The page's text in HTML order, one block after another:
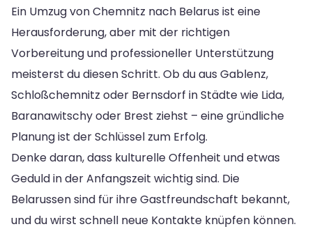
Ein Umzug von Chemnitz nach Belarus ist eine
Herausforderung, aber mit der richtigen
Vorbereitung und professioneller Unterstützung
meisterst du diesen Schritt. Ob du aus Gablenz,
Schloßchemnitz oder Bernsdorf in Städte wie Lida,
Baranawitschy oder Brest ziehst – eine gründliche
Planung ist der Schlüssel zum Erfolg.
Denke daran, dass kulturelle Offenheit und etwas
Geduld in der Anfangszeit wichtig sind. Die
Belarussen sind für ihre Gastfreundschaft bekannt,
und du wirst schnell neue Kontakte knüpfen können.